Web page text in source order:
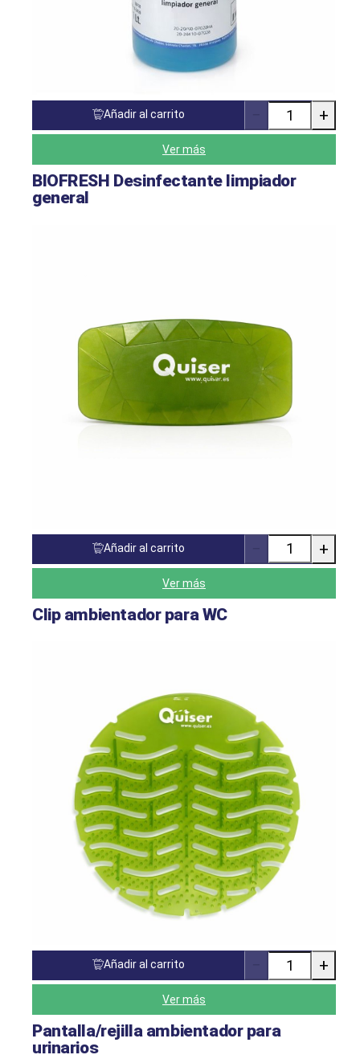
Añadir al carrito
de
+
Ver más
BIOFRESH Desinfectante limpiador
general
Añadir al carrito
de
+
Ver más
Clip ambientador para WC
Añadir al carrito
de
+
Ver más
Pantalla/rejilla ambientador para
urinarios